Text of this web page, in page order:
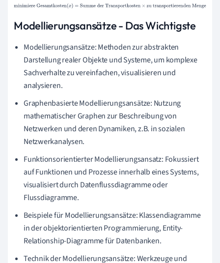
minimiereGesamtkosten(x)=Summe der
Modellierungsansätze - Das Wichtigste
Modellierungsansätze: Methoden zur abstrakten
Darstellung realer Objekte und Systeme, um komplexe
Sachverhalte zu vereinfachen, visualisieren und
analysieren.
Graphenbasierte Modellierungsansätze: Nutzung
mathematischer Graphen zur Beschreibung von
Netzwerken und deren Dynamiken, z.B. in sozialen
Netzwerkanalysen.
Funktionsorientierter Modellierungsansatz: Fokussiert
auf Funktionen und Prozesse innerhalb eines Systems,
visualisiert durch Datenflussdiagramme oder
Flussdiagramme.
Beispiele für Modellierungsansätze: Klassendiagramme
in der objektorientierten Programmierung, Entity-
Relationship-Diagramme für Datenbanken.
Technik der Modellierungsansätze: Werkzeuge und